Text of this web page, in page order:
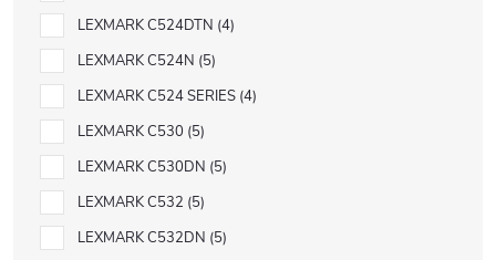
LEXMARK C524DTN 4
LEXMARK C524N 5
LEXMARK C524 SERIES 4
LEXMARK C530 5
LEXMARK C530DN 5
LEXMARK C532 5
LEXMARK C532DN 5